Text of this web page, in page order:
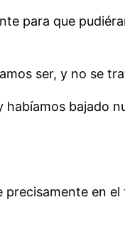
para que
ser, y no se
bajado
en